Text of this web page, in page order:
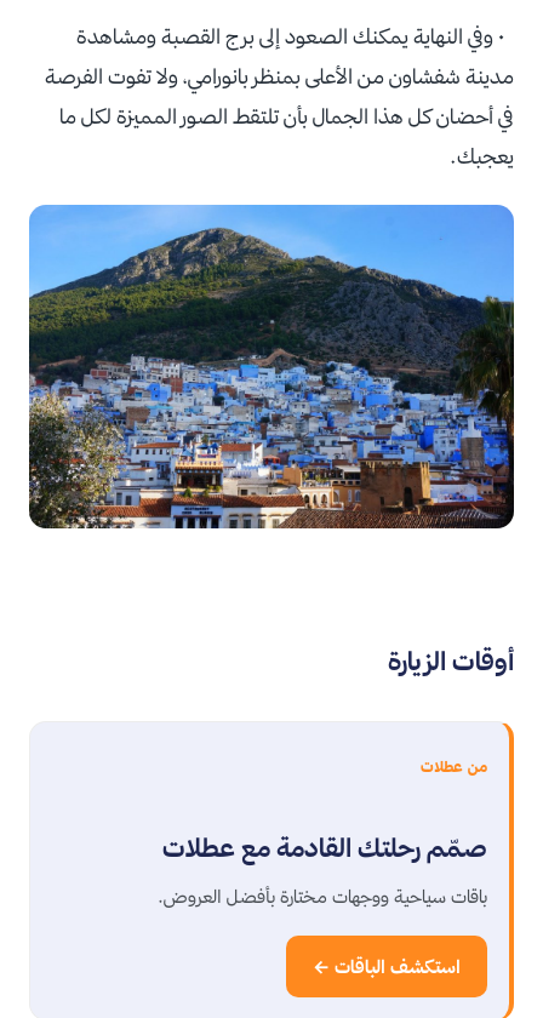
• وفي النهاية يمكنك الصعود إلى برج القصبة ومشاهدة
مدينة شفشاون من الأعلى بمنظر بانورامي، ولا تفوت الفرصة
في أحضان كل هذا الجمال بأن تلتقط الصور المميزة لكل ما
يعجبك.
أوقات الزيارة
من عطلات
صمّم رحلتك القادمة مع عطلات
باقات سياحية ووجهات مختارة بأفضل العروض.
استكشف الباقات ←